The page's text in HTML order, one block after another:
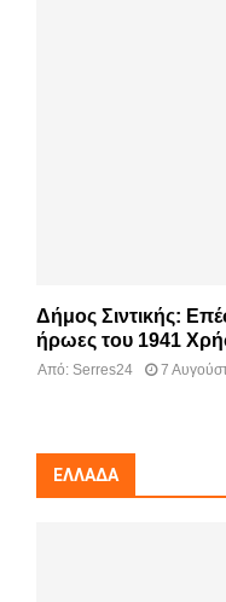
Δήμος Σιντικής:
ήρωες του 1941
Από: Serres24 7
ΕΛΛΆΔΑ